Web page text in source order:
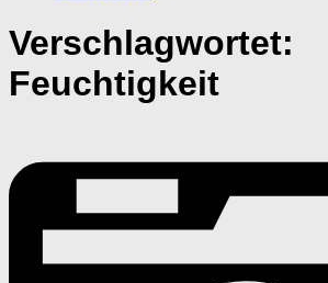
Verschlagwortet:
Feuchtigkeit